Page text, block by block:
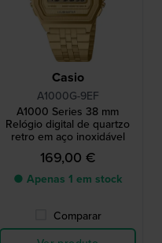
Casio
A1000G-9EF
A1000 Series 38 mm
Relógio digital de quartzo
retro em aço inoxidável
169,00 €
● Apenas 1 em stock
Comparar